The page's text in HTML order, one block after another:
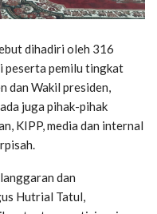
dihadiri oleh 316
peserta pemilu tingkat
dan Wakil presiden,
juga pihak-pihak
KIPP, media dan internal
dan
Hutrial Tatul,